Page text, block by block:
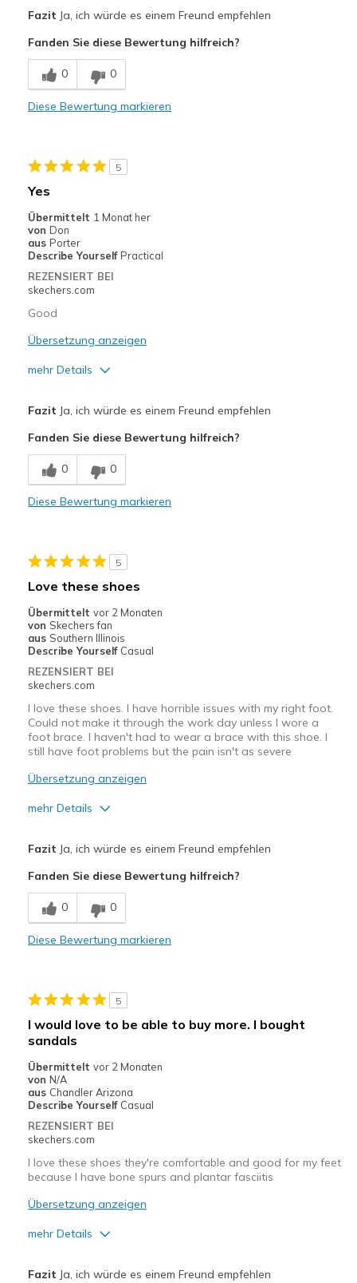
Breathe Well
Stylish
Width
Sizing
Feels true to size
View On Shoes
Fazit Ja, ich würde es einem Freund empfehlen
Fanden Sie diese Bewertung hilfreich?
0 0
Diese Bewertung markieren
5
Yes
Übermittelt 1 Monat her
von Don
aus Porter
Describe Yourself Practical
REZENSIERT BEI
skechers.com
Good
Übersetzung anzeigen
mehr Details
Comfortable
Nachteile
Need Break In
Sizing
Feels true to size
Fazit Ja, ich würde es einem Freund empfehlen
Fanden Sie diese Bewertung hilfreich?
0 0
Diese Bewertung markieren
5
Love these shoes
Übermittelt vor 2 Monaten
von Skechers fan
aus Southern Illinois
Describe Yourself Casual
REZENSIERT BEI
skechers.com
I love these shoes. I have horrible issues with my right foot.
Could not make it through the work day unless I wore a
foot brace. I haven't had to wear a brace with this shoe. I
still have foot problems but the pain isn't as severe
Übersetzung anzeigen
mehr Details
Breathe Well
Comfortable
Geeignete Verwendung
Work
Width
Feels true to width
Sizing
Feels true to size
Fazit Ja, ich würde es einem Freund empfehlen
Fanden Sie diese Bewertung hilfreich?
0 0
Diese Bewertung markieren
5
I would love to be able to buy more. I bought
sandals
Übermittelt vor 2 Monaten
von N/A
aus Chandler Arizona
Describe Yourself Casual
REZENSIERT BEI
skechers.com
I love these shoes they're comfortable and good for my feet
because I have bone spurs and plantar fasciitis
Übersetzung anzeigen
mehr Details
Fazit Ja, ich würde es einem Freund empfehlen